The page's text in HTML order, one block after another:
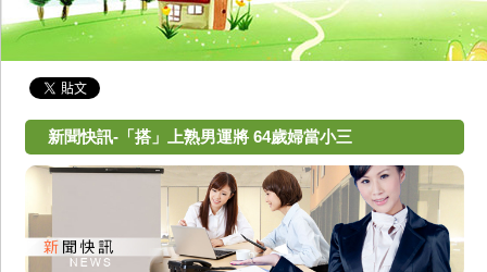
新聞快訊-「搭」上熟男運將 64歲婦當小三